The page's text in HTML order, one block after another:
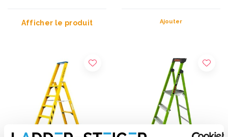
Afficher le produit Ajouter